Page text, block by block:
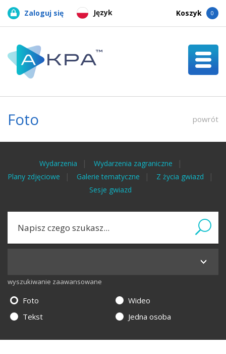
Język
Zaloguj się Koszyk 0
Foto powrót
Wydarzenia
Wydarzenia zagraniczne
Plany zdjęciowe
Galerie tematyczne
Z życia gwiazd
Sesje gwiazd
wyszukiwanie zaawansowane
Foto
Wideo
Tekst
Jedna osoba